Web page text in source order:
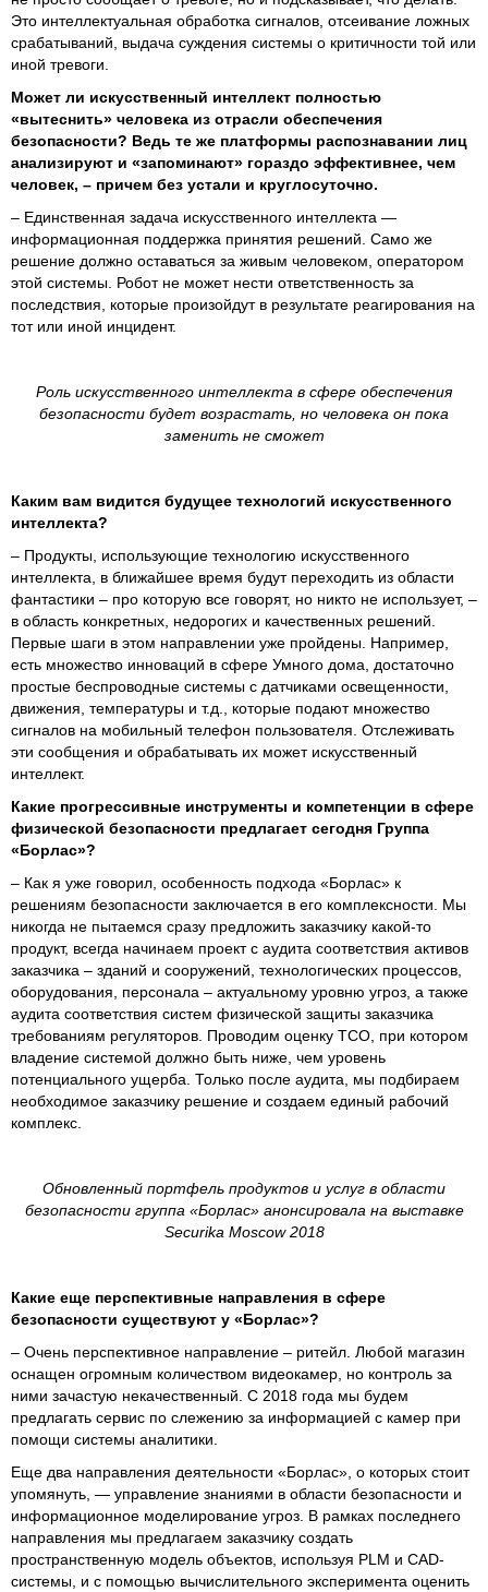
Это интеллектуальная обработка сигналов, отсеивание ложных
срабатываний, выдача суждения системы о критичности той или
иной тревоги.
Может ли искусственный интеллект полностью
«вытеснить» человека из отрасли обеспечения
безопасности? Ведь те же платформы распознавании лиц
анализируют и «запоминают» гораздо эффективнее, чем
человек, – причем без устали и круглосуточно.
– Единственная задача искусственного интеллекта —
информационная поддержка принятия решений. Само же
решение должно оставаться за живым человеком, оператором
этой системы. Робот не может нести ответственность за
последствия, которые произойдут в результате реагирования на
тот или иной инцидент.
Роль искусственного интеллекта в сфере обеспечения
безопасности будет возрастать, но человека он пока
заменить не сможет
Каким вам видится будущее технологий искусственного
интеллекта?
– Продукты, использующие технологию искусственного
интеллекта, в ближайшее время будут переходить из области
фантастики – про которую все говорят, но никто не использует, –
в область конкретных, недорогих и качественных решений.
Первые шаги в этом направлении уже пройдены. Например,
есть множество инноваций в сфере Умного дома, достаточно
простые беспроводные системы с датчиками освещенности,
движения, температуры и т.д., которые подают множество
сигналов на мобильный телефон пользователя. Отслеживать
эти сообщения и обрабатывать их может искусственный
интеллект.
Какие прогрессивные инструменты и компетенции в сфере
физической безопасности предлагает сегодня Группа
«Борлас»?
– Как я уже говорил, особенность подхода «Борлас» к
решениям безопасности заключается в его комплексности. Мы
никогда не пытаемся сразу предложить заказчику какой-то
продукт, всегда начинаем проект с аудита соответствия активов
заказчика – зданий и сооружений, технологических процессов,
оборудования, персонала – актуальному уровню угроз, а также
аудита соответствия систем физической защиты заказчика
требованиям регуляторов. Проводим оценку TCO, при котором
владение системой должно быть ниже, чем уровень
потенциального ущерба. Только после аудита, мы подбираем
необходимое заказчику решение и создаем единый рабочий
комплекс.
Обновленный портфель продуктов и услуг в области
безопасности группа «Борлас» анонсировала на выставке
Securika Moscow 2018
Какие еще перспективные направления в сфере
безопасности существуют у «Борлас»?
– Очень перспективное направление – ритейл. Любой магазин
оснащен огромным количеством видеокамер, но контроль за
ними зачастую некачественный. С 2018 года мы будем
предлагать сервис по слежению за информацией с камер при
помощи системы аналитики.
Еще два направления деятельности «Борлас», о которых стоит
упомянуть, — управление знаниями в области безопасности и
информационное моделирование угроз. В рамках последнего
направления мы предлагаем заказчику создать
пространственную модель объектов, используя PLM и CAD-
системы, и с помощью вычислительного эксперимента оценить